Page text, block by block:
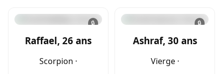
🔒
Raffael, 26 ans
Scorpion ·
🔒
Ashraf, 30 ans
Vierge ·